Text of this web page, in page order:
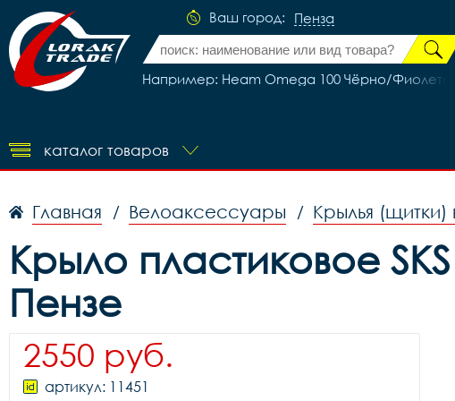
Ваш город: Пенза
Например: Heam Omega 100 Чёрно/
каталог товаров
Главная / Велоаксессуары / Крылья (щитки)
Крыло пластиковое
Пензе
2550 руб.
артикул: 11451